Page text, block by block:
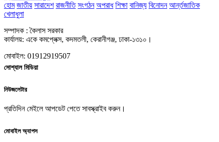
হোম জাতীয় সারাদেশ রাজনীতি সংগঠন অপরাধ শিক্ষা বানিজ্য বিনোদন আর্ন্তজাতিক
খেলাধুলা
সম্পাদক : কৈলাস সরকার
কার্যালয়: একে কমপ্লেক্স, কদমতলী, কেরানীগঞ্জ, ঢাকা-১৩১০।
মোবাইল: 01912919507
সোশ্যাল মিডিয়া
নিউজলেটার
প্রতিদিন মেইলে আপডেট পেতে সাবস্ক্রাইব করুন।
মোবাইল অ্যাপস